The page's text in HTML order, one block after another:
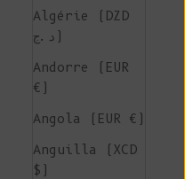
Algérie (DZD
د.ج)
Andorre (EUR
€)
Angola (EUR €)
Anguilla (XCD
$)